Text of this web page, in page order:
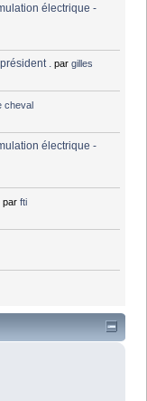
électrique -
. pargilles
cheval
électrique -
parfti